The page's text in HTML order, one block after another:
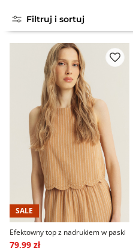
Filtruj i sortuj
SALE
Efektowny top z nadrukiem w paski
79,99 zł